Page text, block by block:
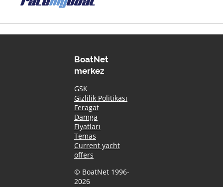
BoatNet
merkez
GSK
Gizlilik Politikası
Feragat
Damga
Fiyatları
Temas
Current yacht
offers
© BoatNet 1996-
2026